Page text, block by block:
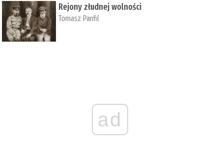
Rejony złudnej wolności
Tomasz Panfil
ad